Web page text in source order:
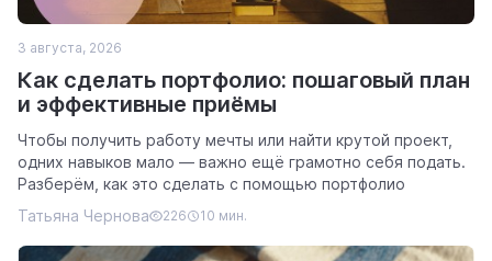
3 августа, 2026
Как сделать портфолио: пошаговый план
и эффективные приёмы
Чтобы получить работу мечты или найти крутой проект,
одних навыков мало — важно ещё грамотно себя подать.
Разберём, как это сделать с помощью портфолио
Татьяна Чернова
226 10 мин.